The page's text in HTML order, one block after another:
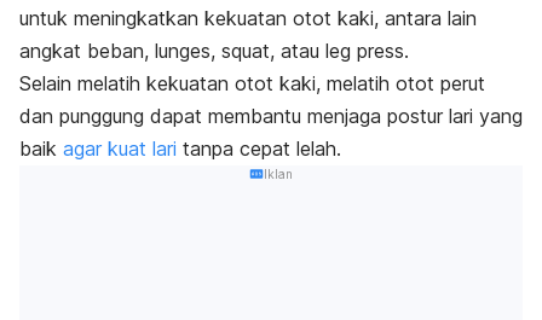
untuk meningkatkan kekuatan otot kaki, antara lain
angkat beban, lunges, squat, atau leg press.
Selain melatih kekuatan otot kaki, melatih otot perut
dan punggung dapat membantu menjaga postur lari yang
baik agar kuat lari tanpa cepat lelah.
Iklan